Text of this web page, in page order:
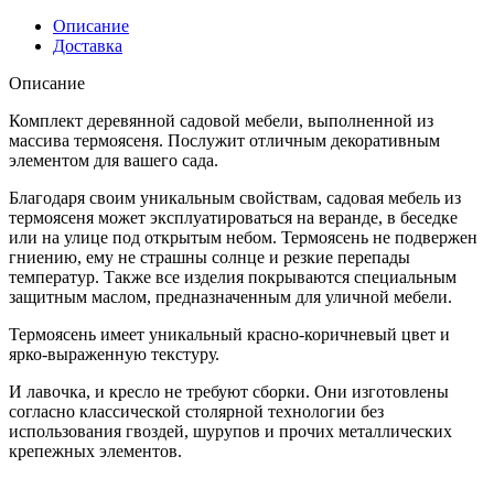
Описание
Доставка
Описание
Комплект деревянной садовой мебели, выполненной из
массива термоясеня. Послужит отличным декоративным
элементом для вашего сада.
Благодаря своим уникальным свойствам, садовая мебель из
термоясеня может эксплуатироваться на веранде, в беседке
или на улице под открытым небом. Термоясень не подвержен
гниению, ему не страшны солнце и резкие перепады
температур. Также все изделия покрываются специальным
защитным маслом, предназначенным для уличной мебели.
Термоясень имеет уникальный красно-коричневый цвет и
ярко-выраженную текстуру.
И лавочка, и кресло не требуют сборки. Они изготовлены
согласно классической столярной технологии без
использования гвоздей, шурупов и прочих металлических
крепежных элементов.